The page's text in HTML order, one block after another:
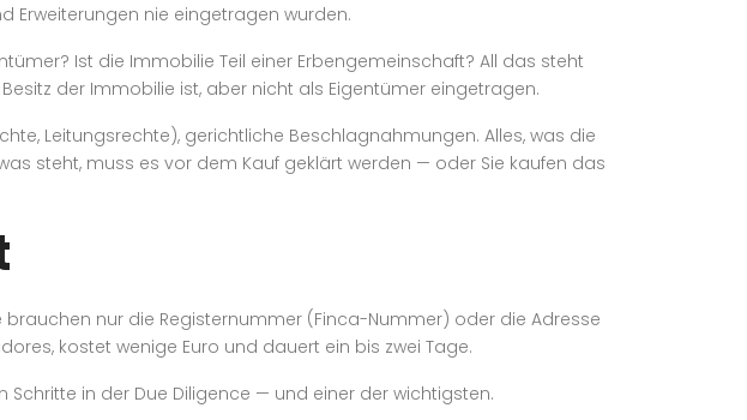
Erweiterungen nie eingetragen wurden.
Ist die Immobilie Teil einer Erbengemeinschaft? All das steht
der Immobilie ist, aber nicht als Eigentümer eingetragen.
Leitungsrechte), gerichtliche Beschlagnahmungen. Alles, was die
steht, muss es vor dem Kauf geklärt werden — oder Sie kaufen das
nur die Registernummer (Finca-Nummer) oder die Adresse
kostet wenige Euro und dauert ein bis zwei Tage.
Schritte in der Due Diligence — und einer der wichtigsten.